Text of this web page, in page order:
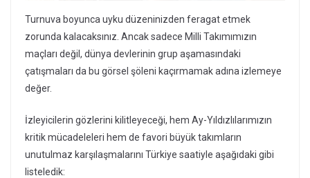
Turnuva boyunca uyku düzeninizden feragat etmek
zorunda kalacaksınız. Ancak sadece Milli Takımımızın
maçları değil, dünya devlerinin grup aşamasındaki
çatışmaları da bu görsel şöleni kaçırmamak adına izlemeye
değer.
İzleyicilerin gözlerini kilitleyeceği, hem Ay-Yıldızlılarımızın
kritik mücadeleleri hem de favori büyük takımların
unutulmaz karşılaşmalarını Türkiye saatiyle aşağıdaki gibi
listeledik: